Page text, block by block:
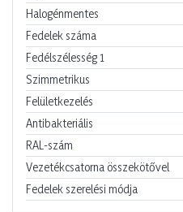
Halogénmentes
Fedelek száma
Fedélszélesség 1
Szimmetrikus
Felületkezelés
Antibakteriális
RAL-szám
Vezetékcsatorna összekötővel
Fedelek szerelési módja